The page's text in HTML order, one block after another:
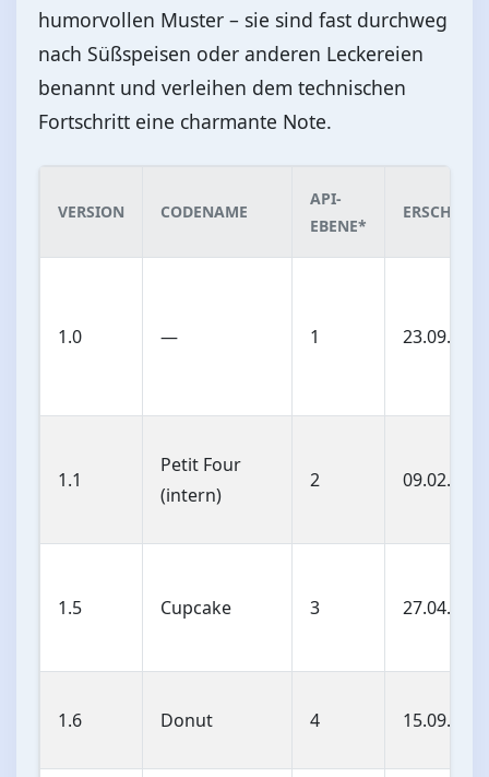
humorvollen Muster – sie sind fast durchweg
nach Süßspeisen oder anderen Leckereien
benannt und verleihen dem technischen
Fortschritt eine charmante Note.
VERSION CODENAME
API-
EBENE*
1.0 — 1 23.09.2008
1.1
Petit Four
(intern)
2 09.02.2009
1.5 Cupcake 3 27.04.2009
1.6 Donut 4 15.09.2009